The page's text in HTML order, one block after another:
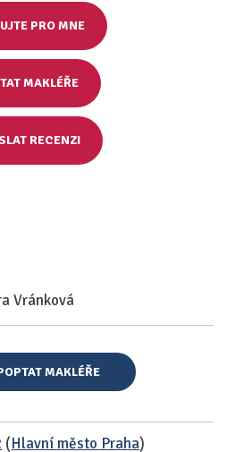
PRO MNE
MAKLÉŘE
RECENZI
Vránková
MAKLÉŘE
(Hlavní město Praha)